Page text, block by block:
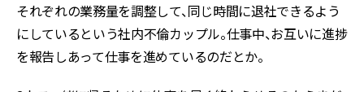
それぞれの業務量を調整して、同じ時間に退社できるよう
にしているという社内不倫カップル。仕事中、お互いに進捗
を報告しあって仕事を進めているのだとか。